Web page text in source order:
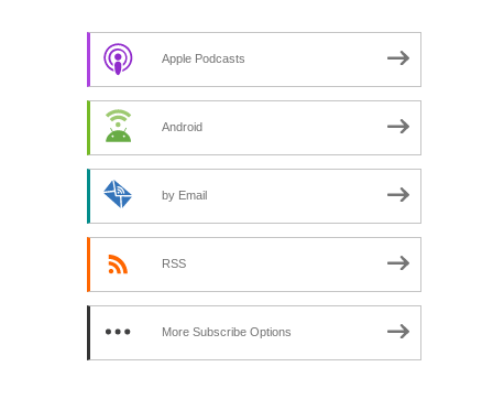
Apple Podcasts
Android
by Email
RSS
More Subscribe Options